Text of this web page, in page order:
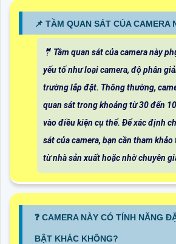
📌 TẦM QUAN SÁT CỦA CAMERA
🤵 Tầm quan sát của camera này
yếu tố như loại camera, độ phân
trường lắp đặt. Thông thường,
quan sát trong khoảng từ 30 đến
vào điều kiện cụ thể. Để xác định
sát của camera, bạn cần tham
từ nhà sản xuất hoặc nhờ chuyên
️❓ CAMERA NÀY CÓ TÍNH NĂNG
BẬT KHÁC KHÔNG?